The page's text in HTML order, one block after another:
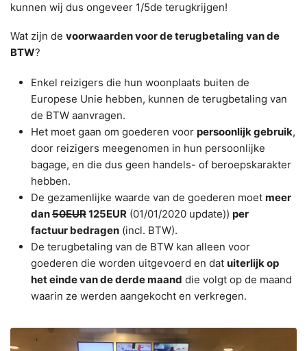
kunnen wij dus ongeveer 1/5de terugkrijgen!
Wat zijn de voorwaarden voor de terugbetaling van de
BTW?
Enkel reizigers die hun woonplaats buiten de
Europese Unie hebben, kunnen de terugbetaling van
de BTW aanvragen.
Het moet gaan om goederen voor persoonlijk gebruik,
door reizigers meegenomen in hun persoonlijke
bagage, en die dus geen handels- of beroepskarakter
hebben.
De gezamenlijke waarde van de goederen moet meer
dan50EUR125EUR (01/01/2020 update)) per
factuur bedragen (incl. BTW).
De terugbetaling van de BTW kan alleen voor
goederen die worden uitgevoerd en dat uiterlijk op
het einde van de derde maand die volgt op de maand
waarin ze werden aangekocht en verkregen.